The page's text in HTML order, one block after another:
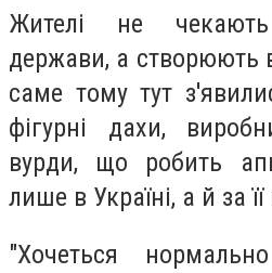
Жителі не
держави, а створюють
саме тому тут
фігурні дахи,
вурди, що робить
лише в Україні, а й за
"Хочеться